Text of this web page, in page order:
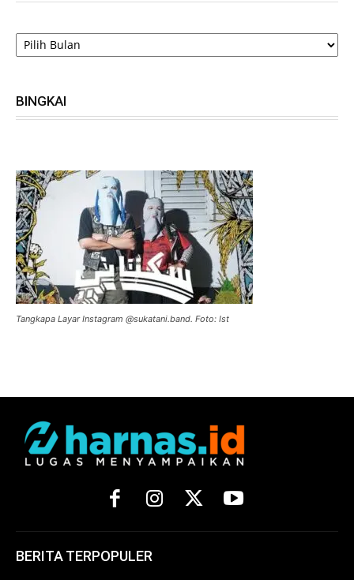
ARSIP
BINGKAI
Tangkapa Layar Instagram @sukatani.band. Foto: Ist
BERITA TERPOPULER